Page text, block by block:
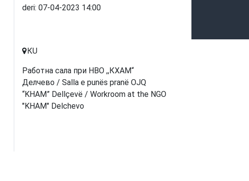
deri: 07-04-2023 14:00
КU
Работна сала при НВО ,,КХАМ“
Делчево / Salla e punës pranë OJQ
“KHAM” Dellçevë / Workroom at the NGO
"KHAM" Delchevo